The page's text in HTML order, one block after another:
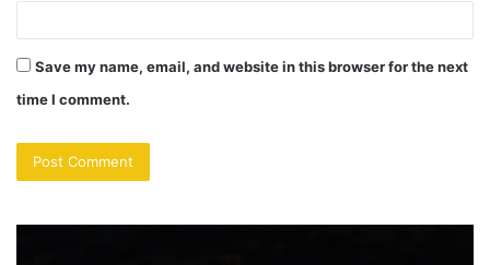
Save my name, email, and website in this browser for the next
time I comment.